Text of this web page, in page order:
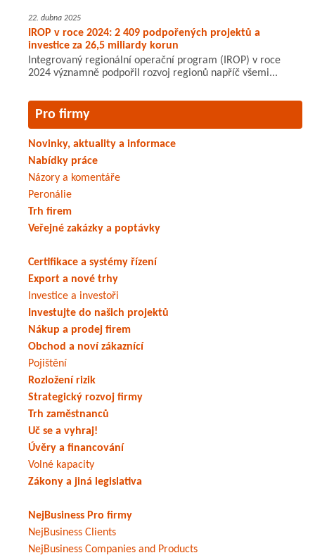
22. dubna 2025
IROP v roce 2024: 2 409 podpořených projektů a
investice za 26,5 miliardy korun
Integrovaný regionální operační program (IROP) v roce
2024 významně podpořil rozvoj regionů napříč všemi...
Pro firmy
Novinky, aktuality a informace
Nabídky práce
Názory a komentáře
Peronálie
Trh firem
Veřejné zakázky a poptávky
Certifikace a systémy řízení
Export a nové trhy
Investice a investoři
Investujte do našich projektů
Nákup a prodej firem
Obchod a noví zákaznící
Pojištění
Rozložení rizik
Strategický rozvoj firmy
Trh zaměstnanců
Uč se a vyhraj!
Úvěry a financování
Volné kapacity
Zákony a jiná legislativa
NejBusiness Pro firmy
NejBusiness Clients
NejBusiness Companies and Products